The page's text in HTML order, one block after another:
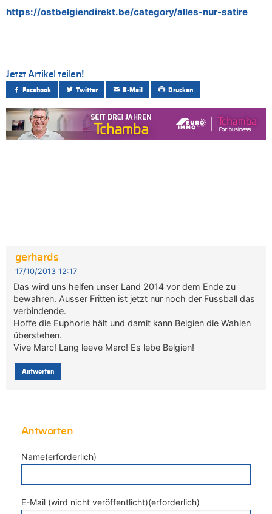
https://ostbelgiendirekt.be/category/alles-nur-satire
Jetzt Artikel teilen!
Facebook Twitter E-Mail Drucken
gerhards
17/10/2013 12:17
Das wird uns helfen unser Land 2014 vor dem Ende zu
bewahren. Ausser Fritten ist jetzt nur noch der Fussball das
verbindende.
Hoffe die Euphorie hält und damit kann Belgien die Wahlen
überstehen.
Vive Marc! Lang leeve Marc! Es lebe Belgien!
Antworten
Antworten
Name(erforderlich)
E-Mail (wird nicht veröffentlicht)(erforderlich)